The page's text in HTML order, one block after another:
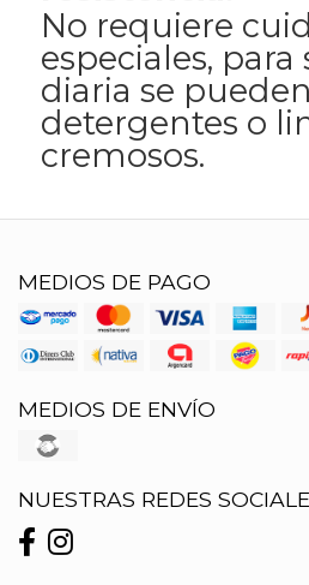
No requiere
especiales,
diaria se
detergentes o
cremosos.
MEDIOS DE PAGO
MEDIOS DE ENVÍO
NUESTRAS REDES